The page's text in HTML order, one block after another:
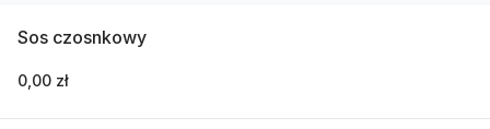
Sos czosnkowy
0,00 zł